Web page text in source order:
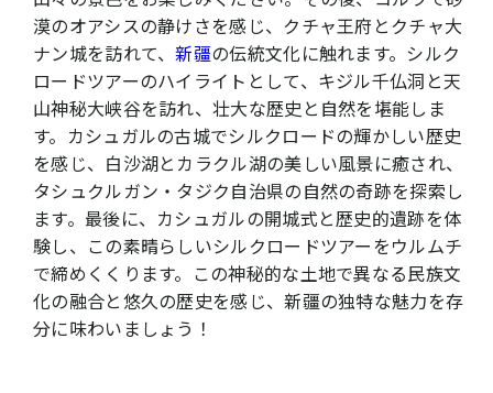
漠のオアシスの静けさを感じ、クチャ王府とクチャ大
ナン城を訪れて、新疆の伝統文化に触れます。シルク
ロードツアーのハイライトとして、キジル千仏洞と天
山神秘大峡谷を訪れ、壮大な歴史と自然を堪能しま
す。カシュガルの古城でシルクロードの輝かしい歴史
を感じ、白沙湖とカラクル湖の美しい風景に癒され、
タシュクルガン・タジク自治県の自然の奇跡を探索し
ます。最後に、カシュガルの開城式と歴史的遺跡を体
験し、この素晴らしいシルクロードツアーをウルムチ
で締めくくります。この神秘的な土地で異なる民族文
化の融合と悠久の歴史を感じ、新疆の独特な魅力を存
分に味わいましょう！